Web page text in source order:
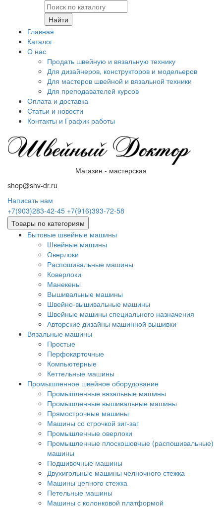
Найти
Главная
Каталог
О нас
Продать швейную и вязальную технику
Для дизайнеров, конструкторов и модельеров
Для мастеров швейной и вязальной техники
Для преподавателей курсов
Оплата и доставка
Статьи и новости
Контакты и График работы
Магазин - мастерская
shop@shv-dr.ru
Написать нам
+7(903)283-42-45 +7(916)393-72-58
Товары по категориям
Бытовые швейные машины
Швейные машины
Оверлоки
Распошивальные машины
Коверлоки
Манекены
Вышивальные машины
Швейно-вышивальные машины
Швейные машины специального назначения
Авторские дизайны машинной вышивки
Вязальные машины
Простые
Перфокарточные
Компьютерные
Кеттельные машины
Промышленное швейное оборудование
Промышленные вязальные машины
Промышленные вышивальные машины
Прямострочные машины
Машины со строчкой зиг-заг
Промышленные оверлоки
Промышленные плоскошовные (распошивальные)
машины
Подшивочные машины
Двухигольные машины челночного стежка
Машины цепного стежка
Петельные машины
Машины с колонковой платформой